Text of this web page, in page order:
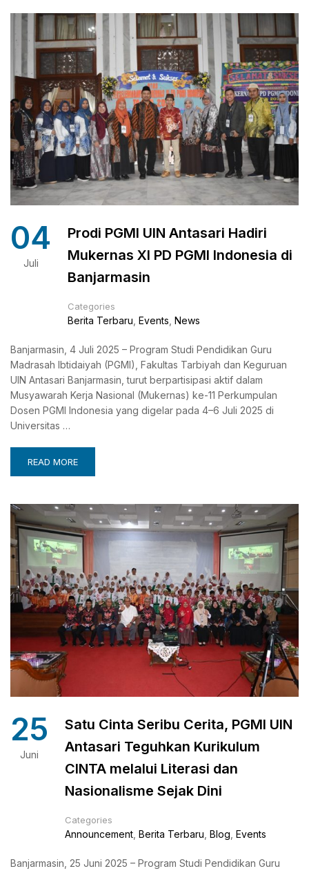
04
Juli
Prodi PGMI UIN Antasari Hadiri
Mukernas XI PD PGMI Indonesia di
Banjarmasin
Categories
Berita Terbaru Events News
Banjarmasin, 4 Juli 2025 – Program Studi Pendidikan Guru
Madrasah Ibtidaiyah (PGMI), Fakultas Tarbiyah dan Keguruan
UIN Antasari Banjarmasin, turut berpartisipasi aktif dalam
Musyawarah Kerja Nasional (Mukernas) ke-11 Perkumpulan
Dosen PGMI Indonesia yang digelar pada 4–6 Juli 2025 di
Universitas …
READ MORE
25
Juni
Satu Cinta Seribu Cerita, PGMI UIN
Antasari Teguhkan Kurikulum
CINTA melalui Literasi dan
Nasionalisme Sejak Dini
Categories
Announcement Berita Terbaru Blog Events
Banjarmasin, 25 Juni 2025 – Program Studi Pendidikan Guru